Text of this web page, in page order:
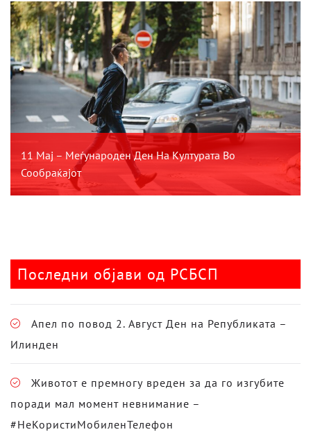
11 Мај – Меѓународен Ден На Културата Во
Сообраќајот
Последни објави од РСБСП
Апел по повод 2. Август Ден на Републиката –
Илинден
Животот е премногу вреден за да го изгубите
поради мал момент невнимание –
#НеКористиМобиленТелефон